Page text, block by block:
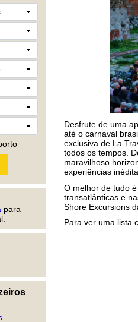
para
Desfrute de uma
até o carnaval
exclusiva de La
todos os tempos.
maravilhoso
experiências
O melhor de tudo
transatlânticas e
Shore Excursions
Para ver uma lista